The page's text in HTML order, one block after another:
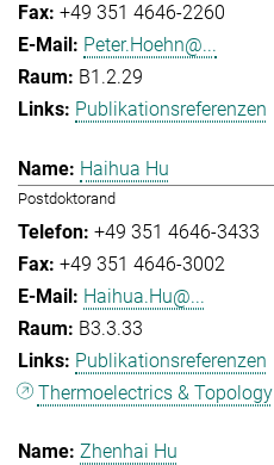
+49 351 4646-2260
Peter.Hoehn@...
B1.2.29
Publikationsreferenzen
Haihua Hu
Postdoktorand
+49 351 4646-3433
+49 351 4646-3002
Haihua.Hu@...
B3.3.33
Publikationsreferenzen
Thermoelectrics & Topology
Zhenhai Hu